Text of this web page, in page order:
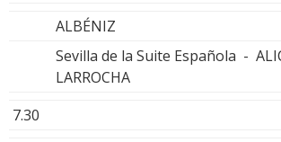
ALBÉNIZ
Sevilla de la Suite Española -
LARROCHA
7.30